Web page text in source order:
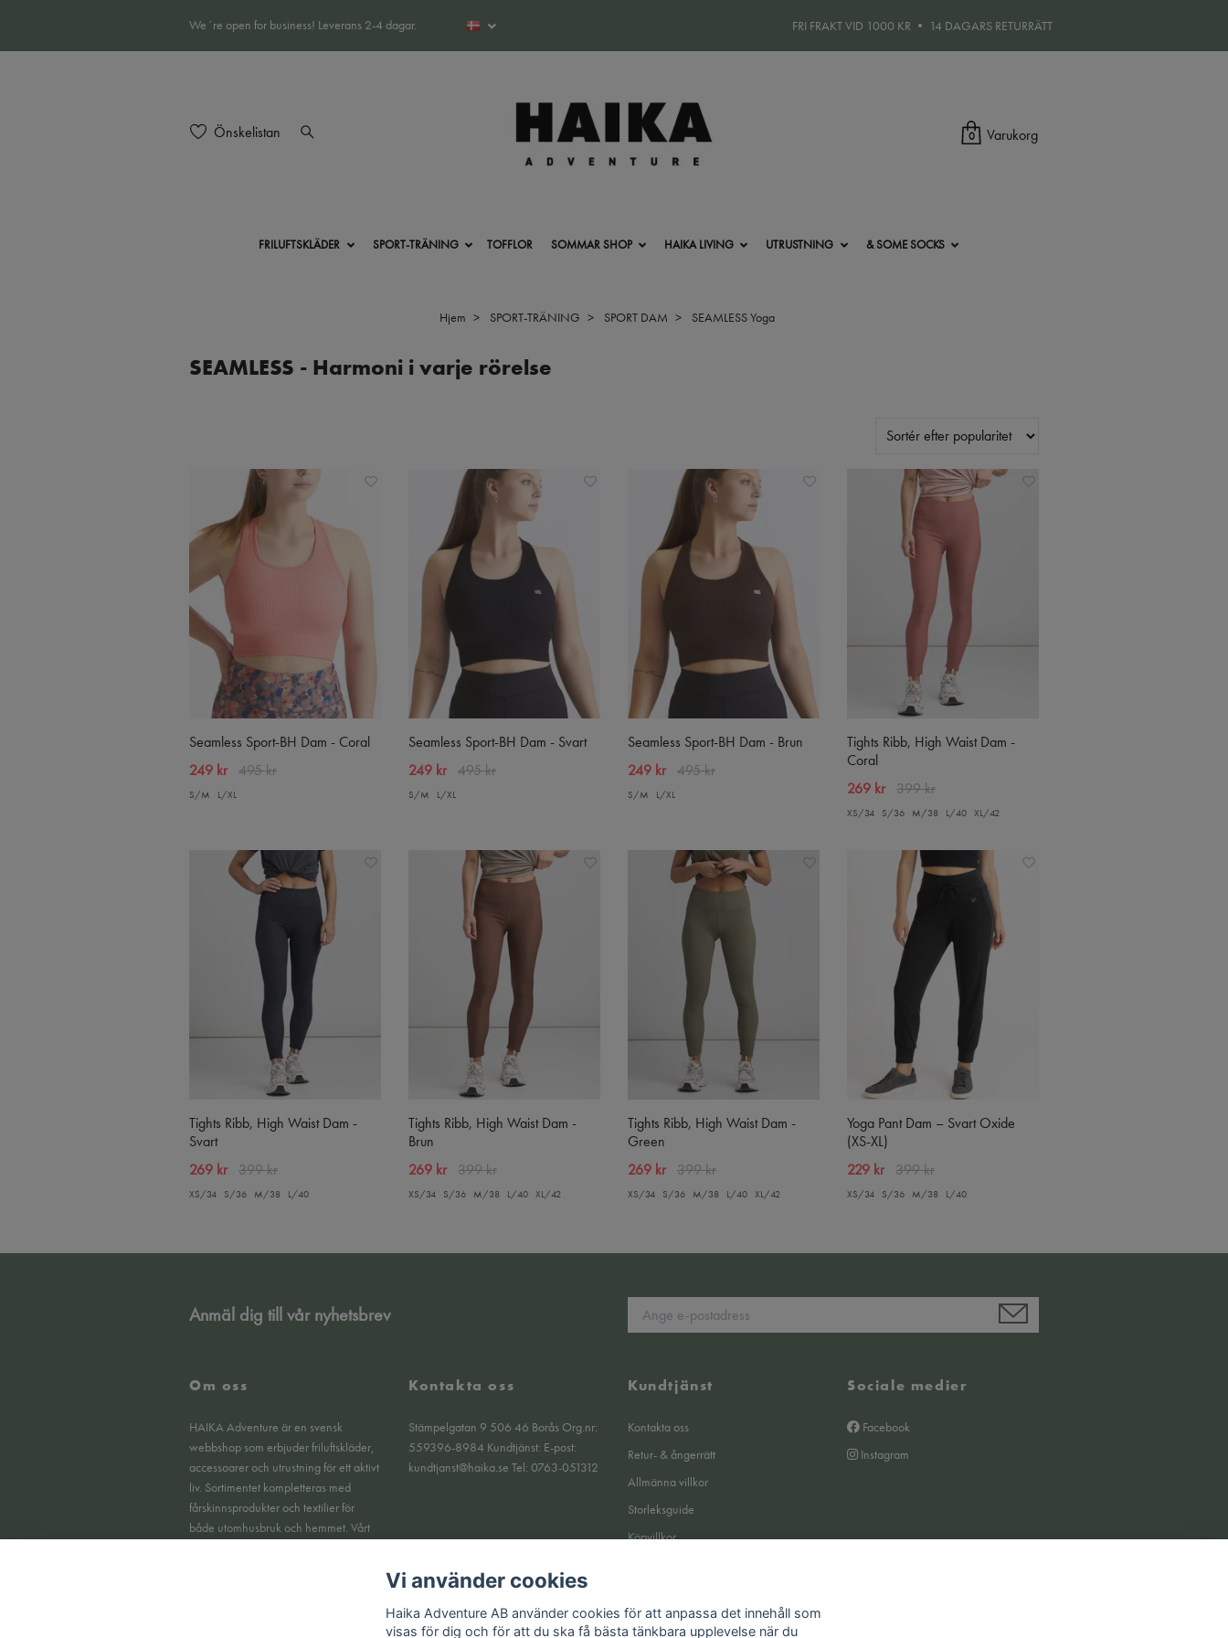
We´re open for business! Leverans 2-4 dagar. FRI FRAKT VID 1000 KR • 14 DAGARS RETURRÄTT
Önskelistan 0 Varukorg
FRILUFTSKLÄDER SPORT-TRÄNING TOFFLOR SOMMAR SHOP HAIKA LIVING UTRUSTNING & SOME SOCKS
Hjem SPORT-TRÄNING SPORT DAM SEAMLESS Yoga
SEAMLESS - Harmoni i varje rörelse
Seamless Sport-BH Dam - Coral
249 kr 495 kr
S/M L/XL
Seamless Sport-BH Dam - Svart
249 kr 495 kr
S/M L/XL
Seamless Sport-BH Dam - Brun
249 kr 495 kr
S/M L/XL
Tights Ribb, High Waist Dam -
Coral
269 kr 399 kr
XS/34 S/36 M/38 L/40 XL/42
Tights Ribb, High Waist Dam -
Svart
269 kr 399 kr
XS/34 S/36 M/38 L/40
Tights Ribb, High Waist Dam -
Brun
269 kr 399 kr
XS/34 S/36 M/38 L/40 XL/42
Tights Ribb, High Waist Dam -
Green
269 kr 399 kr
XS/34 S/36 M/38 L/40 XL/42
Yoga Pant Dam – Svart Oxide
(XS-XL)
229 kr 399 kr
XS/34 S/36 M/38 L/40
Anmäl dig till vår nyhetsbrev
Om oss
HAIKA Adventure är en svensk
webbshop som erbjuder friluftskläder,
accessoarer och utrustning för ett aktivt
liv. Sortimentet kompletteras med
fårskinnsprodukter och textilier för
både utomhusbruk och hemmet. Vårt
Kontakta oss
Stämpelgatan 9 506 46 Borås Org.nr:
559396-8984 Kundtjänst: E-post:
kundtjanst@haika.se Tel: 0763-051312
Kundtjänst
Kontakta oss
Retur- & ångerrätt
Allmänna villkor
Storleksguide
Köpvillkor
Returer
Sociale medier
Facebook
Instagram
Vi använder cookies
Haika Adventure AB använder cookies för att anpassa det innehåll som
visas för dig och för att du ska få bästa tänkbara upplevelse när du